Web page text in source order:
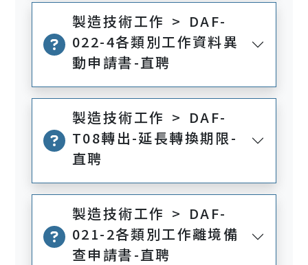
製造技術工作 > DAF-
022-4各類別工作資料異
動申請書-直聘
製造技術工作 > DAF-
T08轉出-延長轉換期限-
直聘
製造技術工作 > DAF-
021-2各類別工作離境備
查申請書-直聘